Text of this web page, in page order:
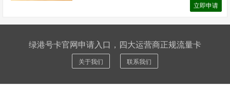
立即申请
绿港号卡官网申请入口，四大运营商正规流量卡
关于我们 联系我们